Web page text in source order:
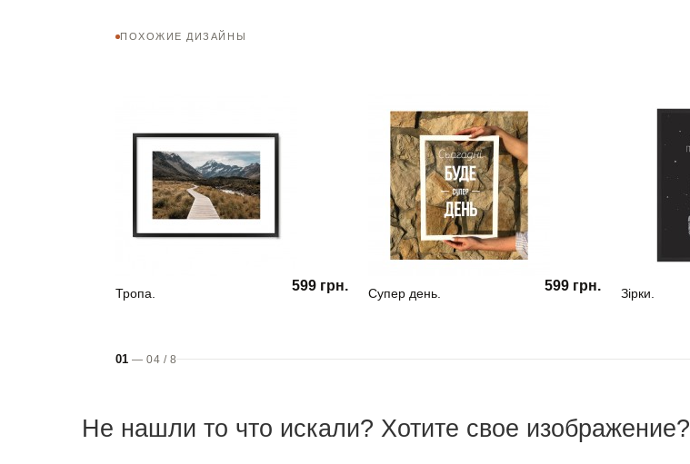
ПОХОЖИЕ ДИЗАЙНЫ
Тропа. 599 грн. Супер день. 599 грн. Зірки.
01 —04 / 8
Не нашли то что искали? Хотите свое изображение?